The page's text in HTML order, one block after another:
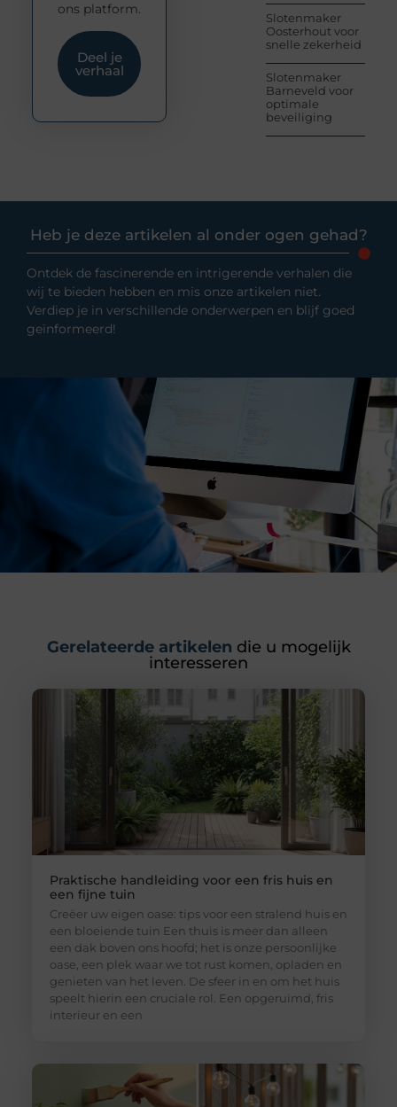
Slotenmaker
Oosterhout voor
snelle zekerheid
Slotenmaker
Barneveld voor
optimale
beveiliging
ons platform.
Deel je
verhaal
Heb je deze artikelen al onder ogen gehad?
Ontdek de fascinerende en intrigerende verhalen die
wij te bieden hebben en mis onze artikelen niet.
Verdiep je in verschillende onderwerpen en blijf goed
geïnformeerd!
Gerelateerde artikelen die u mogelijk
interesseren
Praktische handleiding voor een fris huis en
een fijne tuin
Creëer uw eigen oase: tips voor een stralend huis en
een bloeiende tuin Een thuis is meer dan alleen
een dak boven ons hoofd; het is onze persoonlijke
oase, een plek waar we tot rust komen, opladen en
genieten van het leven. De sfeer in en om het huis
speelt hierin een cruciale rol. Een opgeruimd, fris
interieur en een